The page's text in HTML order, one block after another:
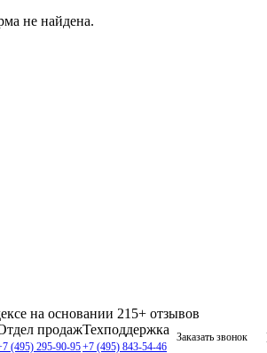
не найдена.
на основании 215+ отзывов
продаж
(495) 295-90-95
Техподдержка
+7 (495) 843-54-46
Заказать звонок